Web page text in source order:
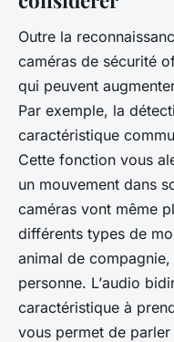
Outre la
caméras de sécurité
qui peuvent
Par exemple, la
caractéristique
Cette fonction vous
un mouvement dans
caméras vont même
différents types de
animal de compagnie,
personne. L’audio
caractéristique à
vous permet de